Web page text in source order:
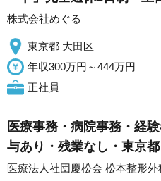
株式会社めぐる
東京都 大田区
年収300万円～444万円
正社員
医療事務・病院事務・経
与あり・残業なし・東京
医療法人社団慶松会 松本整形外